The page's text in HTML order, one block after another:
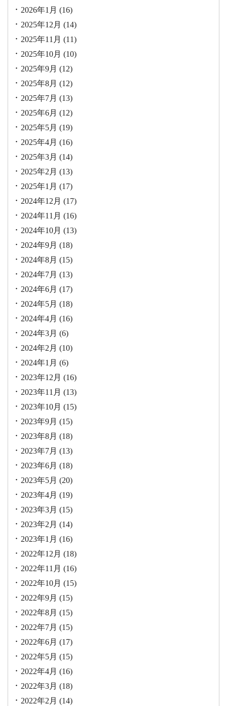
2026年1月 (16)
2025年12月 (14)
2025年11月 (11)
2025年10月 (10)
2025年9月 (12)
2025年8月 (12)
2025年7月 (13)
2025年6月 (12)
2025年5月 (19)
2025年4月 (16)
2025年3月 (14)
2025年2月 (13)
2025年1月 (17)
2024年12月 (17)
2024年11月 (16)
2024年10月 (13)
2024年9月 (18)
2024年8月 (15)
2024年7月 (13)
2024年6月 (17)
2024年5月 (18)
2024年4月 (16)
2024年3月 (6)
2024年2月 (10)
2024年1月 (6)
2023年12月 (16)
2023年11月 (13)
2023年10月 (15)
2023年9月 (15)
2023年8月 (18)
2023年7月 (13)
2023年6月 (18)
2023年5月 (20)
2023年4月 (19)
2023年3月 (15)
2023年2月 (14)
2023年1月 (16)
2022年12月 (18)
2022年11月 (16)
2022年10月 (15)
2022年9月 (15)
2022年8月 (15)
2022年7月 (15)
2022年6月 (17)
2022年5月 (15)
2022年4月 (16)
2022年3月 (18)
2022年2月 (14)